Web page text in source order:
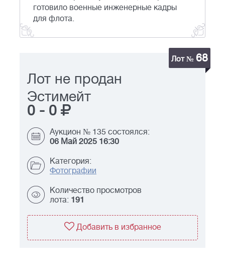
готовило военные инженерные кадры
для флота.
Лот № 68
Лот не продан
Эстимейт
0 - 0
Аукцион № 135 состоялся:
06 Май 2025 16:30
Категория:
Фотографии
Количество просмотров
лота: 191
Добавить в избранное